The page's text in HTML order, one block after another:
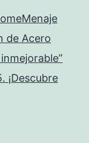
de Acero
¡Descubre